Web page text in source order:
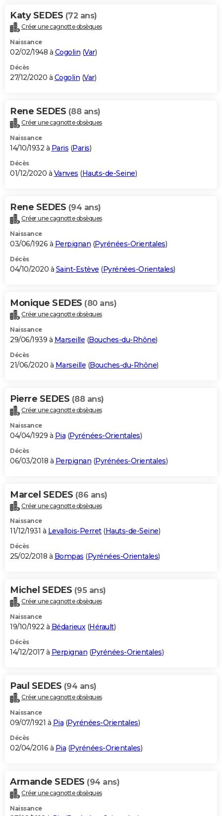
Katy SEDES (72 ans)
Créer une cagnotte obsèques
Naissance
02/02/1948 à Cogolin (Var)
Décès
27/12/2020 à Cogolin (Var)
Rene SEDES (88 ans)
Créer une cagnotte obsèques
Naissance
14/10/1932 à Paris (Paris)
Décès
01/12/2020 à Vanves (Hauts-de-Seine)
Rene SEDES (94 ans)
Créer une cagnotte obsèques
Naissance
03/06/1926 à Perpignan (Pyrénées-Orientales)
Décès
04/10/2020 à Saint-Estève (Pyrénées-Orientales)
Monique SEDES (80 ans)
Créer une cagnotte obsèques
Naissance
29/06/1939 à Marseille (Bouches-du-Rhône)
Décès
21/06/2020 à Marseille (Bouches-du-Rhône)
Pierre SEDES (88 ans)
Créer une cagnotte obsèques
Naissance
04/04/1929 à Pia (Pyrénées-Orientales)
Décès
06/03/2018 à Perpignan (Pyrénées-Orientales)
Marcel SEDES (86 ans)
Créer une cagnotte obsèques
Naissance
11/12/1931 à Levallois-Perret(Hauts-de-Seine)
Décès
25/02/2018 à Bompas (Pyrénées-Orientales)
Michel SEDES (95 ans)
Créer une cagnotte obsèques
Naissance
19/10/1922 à Bédarieux(Hérault)
Décès
14/12/2017 à Perpignan (Pyrénées-Orientales)
Paul SEDES (94 ans)
Créer une cagnotte obsèques
Naissance
09/07/1921 à Pia (Pyrénées-Orientales)
Décès
02/04/2016 à Pia (Pyrénées-Orientales)
Armande SEDES (94 ans)
Créer une cagnotte obsèques
Naissance